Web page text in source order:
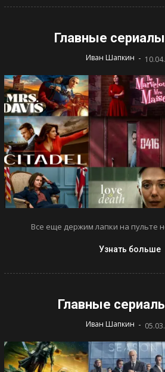
Главные
Иван Шапкин -
Все еще держим лапки на пульте
Узнать больше
Главные
Иван Шапкин -